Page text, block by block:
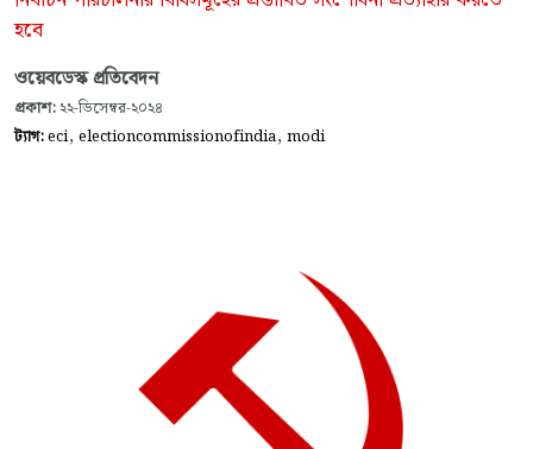
হবে
ওয়েবডেস্ক প্রতিবেদন
প্রকাশ: ২২-ডিসেম্বর-২০২৪
ট্যাগ:eci, electioncommissionofindia, modi